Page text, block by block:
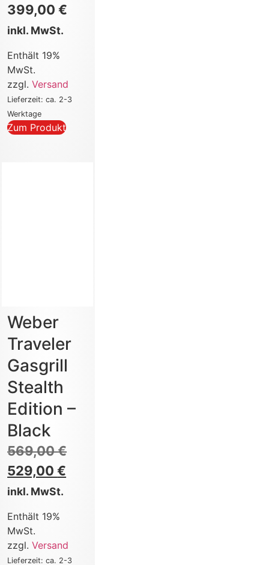
399,00€
inkl. MwSt.
Enthält 19%
MwSt.
zzgl.Versand
Lieferzeit: ca. 2-3
Werktage
Zum Produkt
Weber
Traveler
Gasgrill
Stealth
Edition –
Black
569,00€
529,00€
inkl. MwSt.
Enthält 19%
MwSt.
zzgl.Versand
Lieferzeit: ca. 2-3